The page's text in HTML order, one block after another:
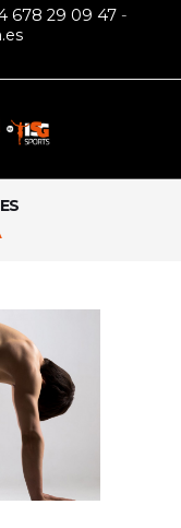
678 29 09 47-